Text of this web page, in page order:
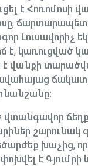
է Հոռոմոսի
Լուսավորիչ
է, կառուցված
է վանքի
վտանգավոր
շարունակ
խաչից,
է Գյումրի